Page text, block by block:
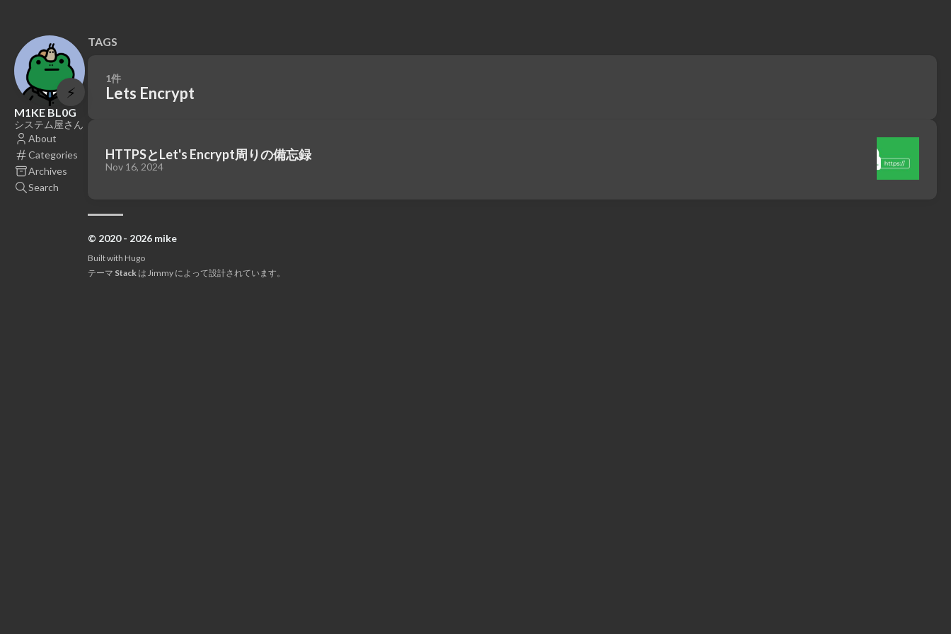
⚡
M1KE BL0G
システム屋さん
About
Categories
Archives
Search
TAGS
1件
Lets Encrypt
HTTPSとLet's Encrypt周りの備忘録
Nov 16, 2024
© 2020 - 2026 mike
Built with Hugo
テーマ Stack は Jimmy によって設計されています。